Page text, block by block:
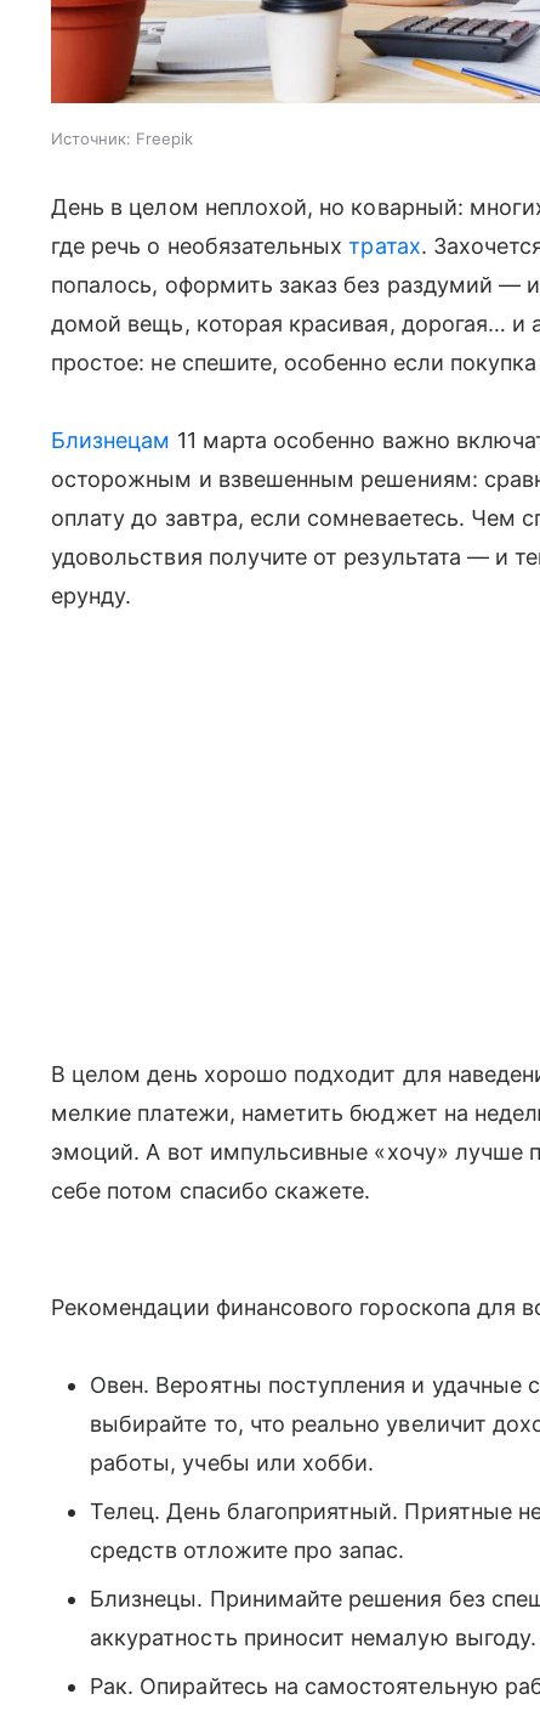
Источник: Freepik
День в целом неплохой, но коварный:
где речь о необязательныхтратах.
попалось, оформить заказ без раздумий —
домой вещь, которая красивая, дорогая…
простое: не спешите, особенно если
Близнецам 11 марта особенно важно
осторожным и взвешенным решениям:
оплату до завтра, если сомневаетесь. Чем
удовольствия получите от результата — и
ерунду.
В целом день хорошо подходит для
мелкие платежи, наметить бюджет на
эмоций. А вот импульсивные «хочу»
себе потом спасибо скажете.
Рекомендации финансового гороскопа для
Овен. Вероятны поступления и удачные
выбирайте то, что реально увеличит
работы, учебы или хобби.
Телец. День благоприятный. Приятные
средств отложите про запас.
Близнецы. Принимайте решения без
аккуратность приносит немалую выгоду.
Рак. Опирайтесь на самостоятельную